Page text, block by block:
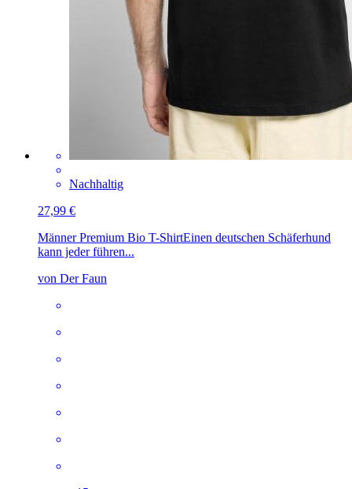
Nachhaltig
27,99 €
Männer Premium Bio T-ShirtEinen deutschen Schäferhund
kann jeder führen...
von Der Faun